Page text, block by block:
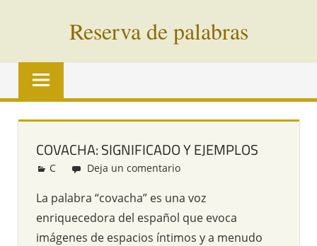
Reserva de palabras
Palabras
vías
todo
mundo
COVACHA: SIGNIFICADO Y EJEMPLOS
Redacción
C Deja un comentario
La palabra “covacha” es una voz
enriquecedora del español que evoca
imágenes de espacios íntimos y a menudo